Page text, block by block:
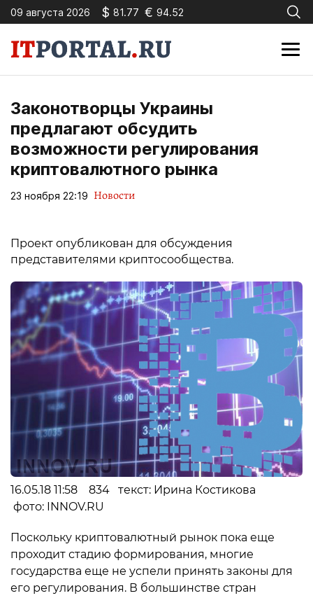
09 августа 2026 $ 81.77 € 94.52
Законотворцы Украины
предлагают обсудить
возможности регулирования
криптовалютного рынка
23 ноября 22:19 Новости
Проект опубликован для обсуждения
представителями криптосообщества.
16.05.18 11:58 834 текст: Ирина Костикова
фото: INNOV.RU
Поскольку криптовалютный рынок пока еще
проходит стадию формирования, многие
государства еще не успели принять законы для
его регулирования. В большинстве стран